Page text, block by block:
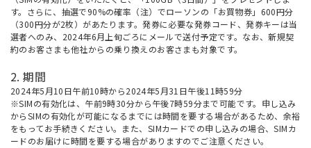
す。さらに、抽選で90%の確率（注）でローソンの「お買物券」600円分
（300円分が2枚）があたります。発券に必要な発券コード、発券キーは当
選者へのみ、2024年6月上旬ごろにメールで送付予定です。なお、新規契
約のお客さまも他社からの乗り換えのお客さまも対象です。
2. 期間
2024年5月10日午前10時から2024年5月31日午後11時59分
※SIMの有効化は、午前9時30分から午後7時59分まで可能です。申し込み
からSIMの有効化が可能になるまでには時間を要する場合があるため、余裕
をもってお手続きください。また、SIMカードでの申し込みの場合、SIMカ
ードのお届けに時間を要する場合がありますのでご注意ください。